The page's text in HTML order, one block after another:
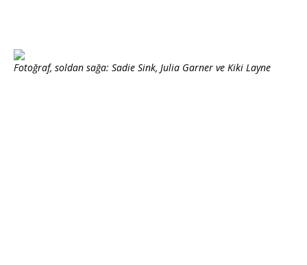
Fotoğraf, soldan sağa: Sadie Sink, Julia Garner ve Kiki Layne